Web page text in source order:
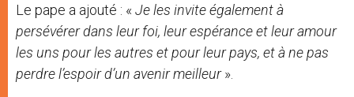
Le pape a ajouté : « Je les invite également à
persévérer dans leur foi, leur espérance et leur amour
les uns pour les autres et pour leur pays, et à ne pas
perdre l’espoir d’un avenir meilleur».